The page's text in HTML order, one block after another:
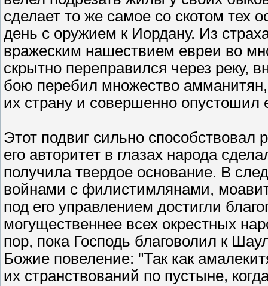
сделает то же самое со скотом тех
день с оружием к Иордану. Из
вражеским нашествием евреи во
скрытно переправился через реку,
бою перебил множество
их страну и совершенно опустошил
Этот подвиг сильно
его авторитет в глазах народа
получила твердое основание. В
войнами с филистимлянами,
под его управлением достигли
могущественнее всех окрестных
пор, пока Господь благоволил к
Божие повеление: "Так как
их странствований по пустыне,